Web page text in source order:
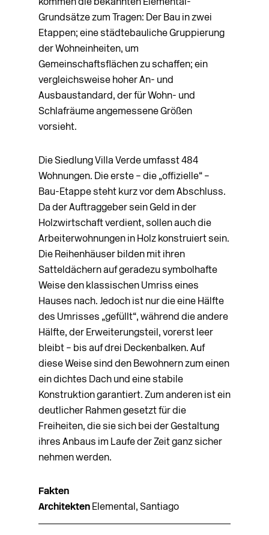
kommen die bekannten Elemental-
Grundsätze zum Tragen: Der Bau in zwei
Etappen; eine städtebauliche Gruppierung
der Wohneinheiten, um
Gemeinschaftsflächen zu schaffen; ein
vergleichsweise hoher An- und
Ausbaustandard, der für Wohn- und
Schlafräume angemessene Größen
vorsieht.
Die Siedlung Villa Verde umfasst 484
Wohnungen. Die erste – die „offizielle“ –
Bau-Etappe steht kurz vor dem Abschluss.
Da der Auftraggeber sein Geld in der
Holzwirtschaft verdient, sollen auch die
Arbeiterwohnungen in Holz kon­struiert sein.
Die Reihenhäuser bilden mit ihren
Satteldächern auf geradezu symbolhafte
Weise den klassischen Umriss eines
Hauses nach. Jedoch ist nur die eine Hälfte
des Umrisses „gefüllt“, während die andere
Hälfte, der Erweiterungsteil, vorerst leer
bleibt – bis auf drei Deckenbalken. Auf
diese Weise sind den Bewohnern zum einen
ein dichtes Dach und eine stabile
Konstruktion garantiert. Zum anderen ist ein
deutlicher Rahmen gesetzt für die
Freiheiten, die sie sich bei der Gestaltung
ihres Anbaus im Laufe der Zeit ganz sicher
nehmen werden.
Fakten
Architekten Elemental, Santiago